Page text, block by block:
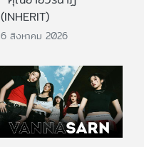
(INHERIT)
6 สิงหาคม 2026